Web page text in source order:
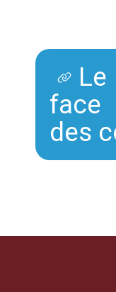
face
des